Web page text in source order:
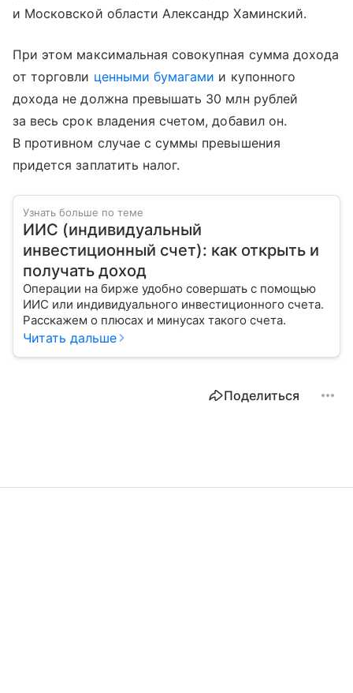
и Московской области Александр Хаминский.
При этом максимальная совокупная сумма дохода
от торговли ценными бумагами и купонного
дохода не должна превышать 30 млн рублей
за весь срок владения счетом, добавил он.
В противном случае с суммы превышения
придется заплатить налог.
Узнать больше по теме
ИИС (индивидуальный
инвестиционный счет): как открыть и
получать доход
Операции на бирже удобно совершать с помощью
ИИС или индивидуального инвестиционного счета.
Расскажем о плюсах и минусах такого счета.
Читать дальше
Поделиться